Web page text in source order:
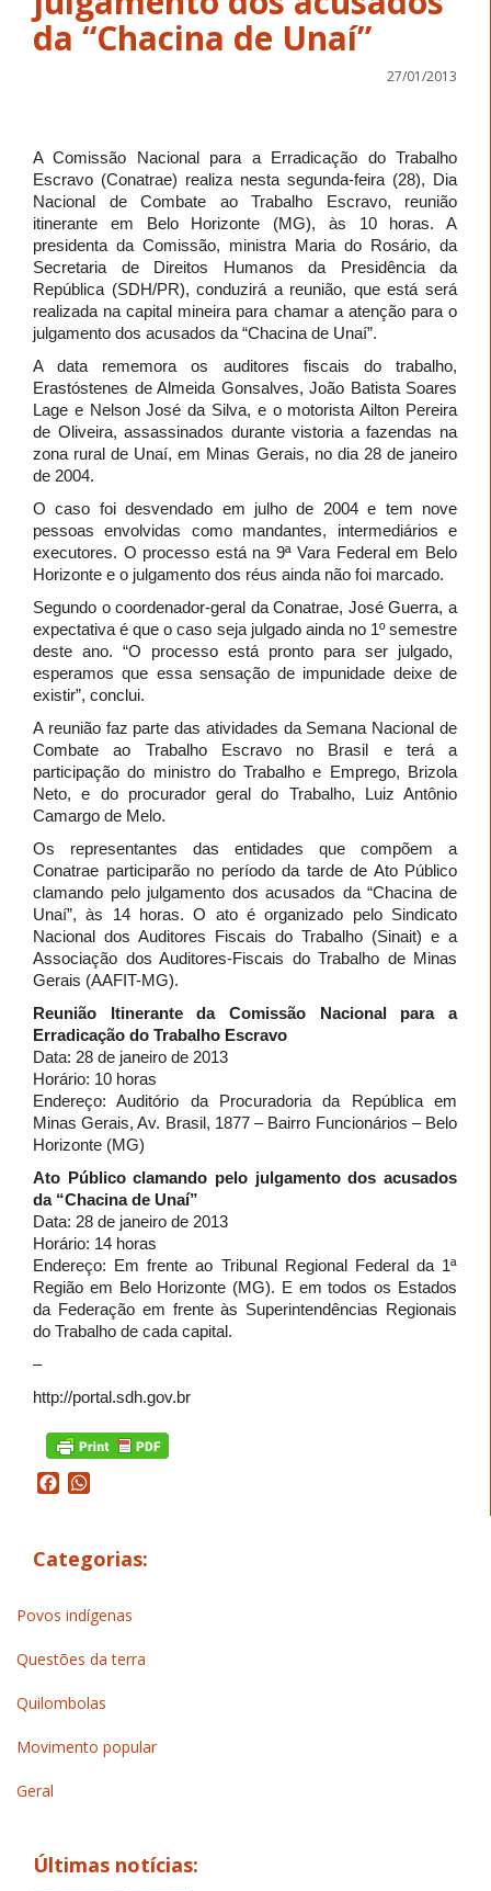
da “Chacina de Unaí”
27/01/2013
A Comissão Nacional para a Erradicação do Trabalho
Escravo (Conatrae) realiza nesta segunda-feira (28), Dia
Nacional de Combate ao Trabalho Escravo, reunião
itinerante em Belo Horizonte (MG), às 10 horas. A
presidenta da Comissão, ministra Maria do Rosário, da
Secretaria de Direitos Humanos da Presidência da
República (SDH/PR), conduzirá a reunião, que está será
realizada na capital mineira para chamar a atenção para o
julgamento dos acusados da “Chacina de Unaí”.
A data rememora os auditores fiscais do trabalho,
Erastóstenes de Almeida Gonsalves, João Batista Soares
Lage e Nelson José da Silva, e o motorista Ailton Pereira
de Oliveira, assassinados durante vistoria a fazendas na
zona rural de Unaí, em Minas Gerais, no dia 28 de janeiro
de 2004.
O caso foi desvendado em julho de 2004 e tem nove
pessoas envolvidas como mandantes, intermediários e
executores. O processo está na 9ª Vara Federal em Belo
Horizonte e o julgamento dos réus ainda não foi marcado.
Segundo o coordenador-geral da Conatrae, José Guerra, a
expectativa é que o caso seja julgado ainda no 1º semestre
deste ano. “O processo está pronto para ser julgado,
esperamos que essa sensação de impunidade deixe de
existir”, conclui.
A reunião faz parte das atividades da Semana Nacional de
Combate ao Trabalho Escravo no Brasil e terá a
participação do ministro do Trabalho e Emprego, Brizola
Neto, e do procurador geral do Trabalho, Luiz Antônio
Camargo de Melo.
Os representantes das entidades que compõem a
Conatrae participarão no período da tarde de Ato Público
clamando pelo julgamento dos acusados da “Chacina de
Unaí”, às 14 horas. O ato é organizado pelo Sindicato
Nacional dos Auditores Fiscais do Trabalho (Sinait) e a
Associação dos Auditores-Fiscais do Trabalho de Minas
Gerais (AAFIT-MG).
Reunião Itinerante da Comissão Nacional para a
Erradicação do Trabalho Escravo
Data: 28 de janeiro de 2013
Horário: 10 horas
Endereço: Auditório da Procuradoria da República em
Minas Gerais, Av. Brasil, 1877 – Bairro Funcionários – Belo
Horizonte (MG)
Ato Público clamando pelo julgamento dos acusados
da “Chacina de Unaí”
Data: 28 de janeiro de 2013
Horário: 14 horas
Endereço: Em frente ao Tribunal Regional Federal da 1ª
Região em Belo Horizonte (MG). E em todos os Estados
da Federação em frente às Superintendências Regionais
do Trabalho de cada capital.
–
http://portal.sdh.gov.br
Facebook
Categorias:
Povos indígenas
Questões da terra
Quilombolas
Movimento popular
Geral
Últimas notícias: